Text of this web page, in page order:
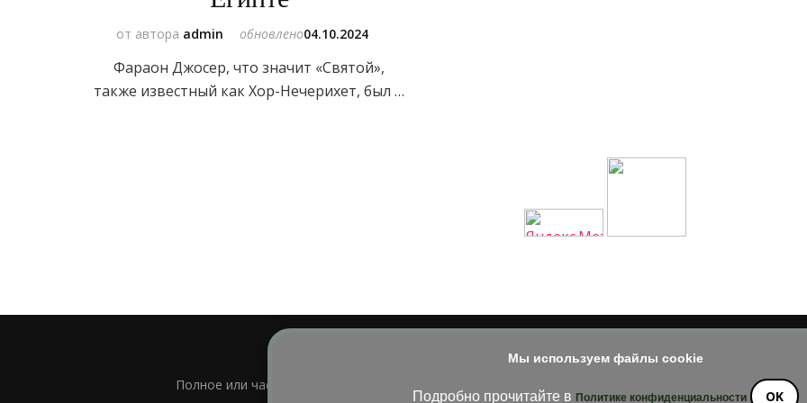
от автора admin обновлено04.10.2024
Фараон Джосер, что значит «Святой»,
также известный как Хор-Нечерихет, был …
Мы используем файлы cookie
Подробно прочитайте в Политике конфиденциальности OK
© 2014 - 2026
Полное или частичное использование материала допускается только при наличии активной и